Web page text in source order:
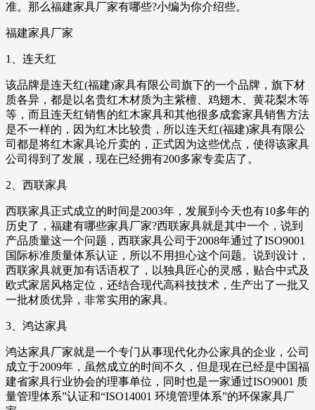
准。那么福建家具厂家有哪些?小编为你介绍些。
福建家具厂家
1、连天红
该品牌是连天红(福建)家具有限公司旗下的一个品牌，旗下材
质各异，都是以名贵红木材质为主紫檀、鸡翅木、黄花梨木等
等，而且连天红销售的红木家具和其他很多成套家具销售方法
是不一样的，因为红木比较贵，所以连天红(福建)家具有限公
司都是将红木家具论斤卖的，正式因为这些优点，使得该家具
公司得到了发展，现在已经拥有200多家专卖店了。
2、西联家具
西联家具正式成立的时间是2003年，发展到今天也有10多年的
历史了，福建有哪些家具厂家?西联家具就是其中一个，说到
产品质量这一个问题，西联家具公司于2008年通过了ISO9001
国际标准质量体系认证，所以不用担心这个问题。说到设计，
西联家具就更加有话语权了，以独具匠心的灵感，贴合中式及
欧式家居风格定位，还结合现代高科技技术，生产出了一批又
一批材质优异，非常实用的家具。
3、鸿达家具
鸿达家具厂家就是一个专门从事现代化办公家具的企业，公司
成立于2009年，虽然成立的时间不久，但是现在已经是中国福
建省家具行业协会的理事单位，同时也是一家通过ISO9001 质
量管理体系”认证和“ISO14001 环境管理体系”的环保家具厂